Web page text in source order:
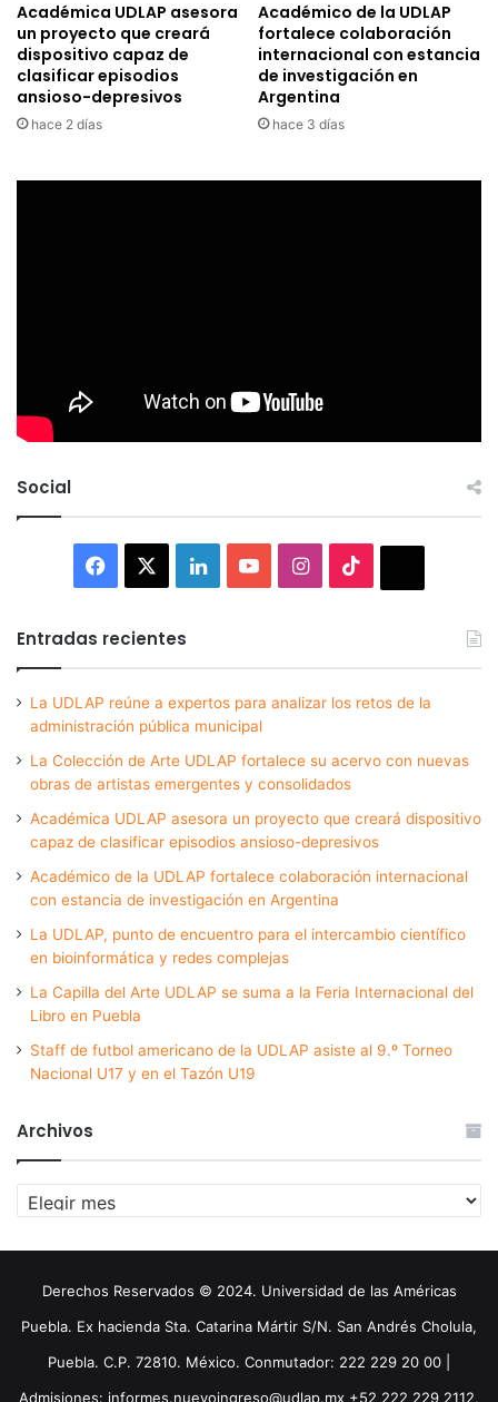
Académica UDLAP asesora
un proyecto que creará
dispositivo capaz de
clasificar episodios
ansioso-depresivos
hace 2 días
Académico de la UDLAP
fortalece colaboración
internacional con estancia
de investigación en
Argentina
hace 3 días
Social
Facebook LinkedInYouTubeInstagram
Entradas recientes
La UDLAP reúne a expertos para analizar los retos de la
administración pública municipal
La Colección de Arte UDLAP fortalece su acervo con nuevas
obras de artistas emergentes y consolidados
Académica UDLAP asesora un proyecto que creará dispositivo
capaz de clasificar episodios ansioso-depresivos
Académico de la UDLAP fortalece colaboración internacional
con estancia de investigación en Argentina
La UDLAP, punto de encuentro para el intercambio científico
en bioinformática y redes complejas
La Capilla del Arte UDLAP se suma a la Feria Internacional del
Libro en Puebla
Staff de futbol americano de la UDLAP asiste al 9.º Torneo
Nacional U17 y en el Tazón U19
Archivos
Archivos
Derechos Reservados © 2024. Universidad de las Américas
Puebla. Ex hacienda Sta. Catarina Mártir S/N. San Andrés Cholula,
Puebla. C.P. 72810. México. Conmutador: 222 229 20 00 |
Admisiones: informes.nuevoingreso@udlap.mx +52 222 229 2112,